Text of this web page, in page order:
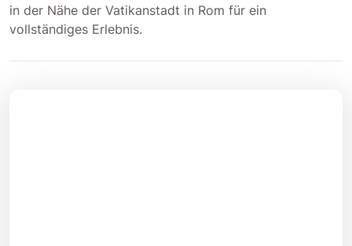
in der Nähe der Vatikanstadt in Rom für ein
vollständiges Erlebnis.